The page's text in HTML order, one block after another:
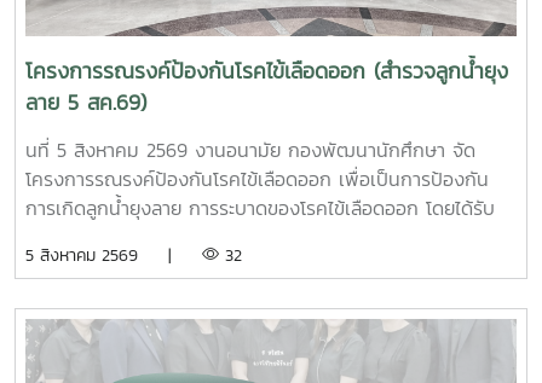
โครงการรณรงค์ป้องกันโรคไข้เลือดออก (สำรวจลูกน้ำยุง
ลาย 5 สค.69)
นที่ 5 สิงหาคม 2569 งานอนามัย กองพัฒนานักศึกษา จัด
โครงการรณรงค์ป้องกันโรคไข้เลือดออก เพื่อเป็นการป้องกัน
การเกิดลูกน้ำยุงลาย การระบาดของโรคไข้เลือดออก โดยได้รับ
นักศึกษาจิตอาสา ร่วมกันสำรวจทำลายแหล่งเพาะพันธุ์ยุงลาย
มหาวิทยาลัยแม่โจ้ ทั้งนี้ได้รับความอนุเคราะห์รถรับนักศึกษาจาก
กองกายภาพและสิ่งแวดล้อม
5 สิงหาคม 2569 | 32